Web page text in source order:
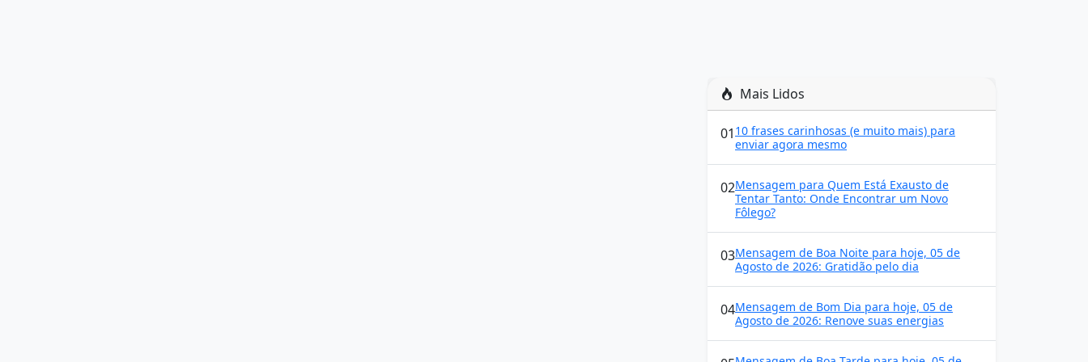
Mais Lidos
01 10 frases carinhosas (e muito mais) para
enviar agora mesmo
02Mensagem para Quem Está Exausto de
Tentar Tanto: Onde Encontrar um Novo
Fôlego?
03Mensagem de Boa Noite para hoje, 05 de
Agosto de 2026: Gratidão pelo dia
04Mensagem de Bom Dia para hoje, 05 de
Agosto de 2026: Renove suas energias